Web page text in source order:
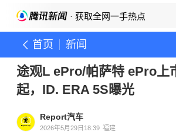
· 获取全网一手热点
首页 新闻
途观L ePro/帕萨特 ePro上
起，ID. ERA 5S曝光
Report汽车
2026年5月29日18:39 福建